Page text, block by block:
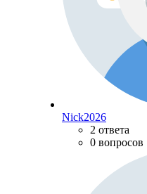
Nick2026
2 ответа
0 вопросов